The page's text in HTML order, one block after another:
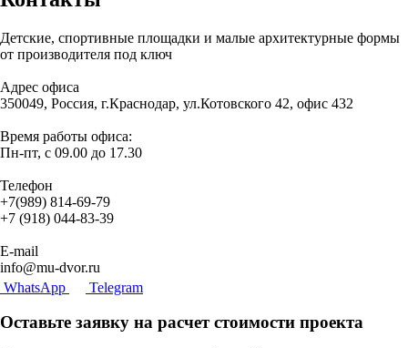
Детские, спортивные площадки и малые архитектурные формы
от производителя под ключ
Адрес офиса
350049, Россия, г.Краснодар, ул.Котовского 42, офис 432
Время работы офиса:
Пн-пт, с 09.00 до 17.30
Телефон
+7(989) 814-69-79
+7 (918) 044-83-39
E-mail
info@mu-dvor.ru
WhatsApp
Telegram
Оставьте заявку на расчет стоимости проекта